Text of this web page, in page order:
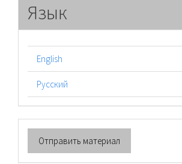
Язык
English
Русский
Отправить
материал
Отправить материал